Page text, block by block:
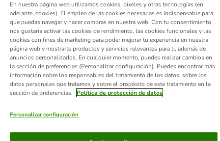
En nuestra página web utilizamos cookies, píxeles y otras tecnologías (en
adelante, cookies). El empleo de las cookies necesarias es indispensable para
que puedas navegar y hacer compras en nuestra web. Con tu consentimiento,
nos gustaría activar las cookies de rendimiento, las cookies funcionales y las
cookies con fines de marketing para poder mejorar tu experiencia en nuestra
página web y mostrarte productos y servicios relevantes para ti, además de
anuncios personalizados. En cualquier momento, puedes realizar cambios en
la sección de preferencias (Personalizar configuración). Puedes encontrar más
información sobre los responsables del tratamiento de los datos, sobre los
datos personales que tratamos y sobre el propósito de este tratamiento en la
sección de preferencias.
Política de protección de datos
Personalizar configuración